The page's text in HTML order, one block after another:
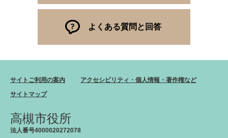
よくある質問と回答
サイトご利用の案内
アクセシビリティ・個人情報・著作権など
サイトマップ
高槻市役所
法人番号4000020272078